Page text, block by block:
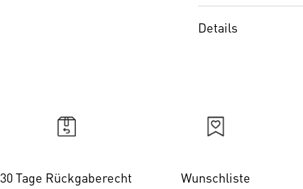
Details
30 Tage Rückgaberecht Wunschliste